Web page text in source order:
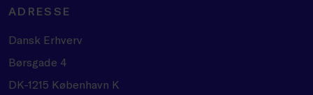
ADRESSE
Dansk Erhverv
Børsgade 4
DK-1215 København K